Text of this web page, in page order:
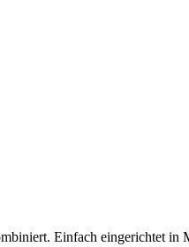
Einfach eingerichtet in